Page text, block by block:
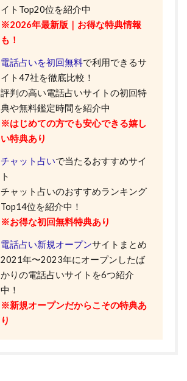
イトTop20位を紹介中
※2026年最新版｜お得な特典情報
も！
電話占いを初回無料で利用できるサ
イト47社を徹底比較！
評判の高い電話占いサイトの初回特
典や無料鑑定時間を紹介中
※はじめての方でも安心できる嬉し
い特典あり
チャット占いで当たるおすすめサイ
ト
チャット占いのおすすめランキング
Top14位を紹介中！
※お得な初回無料特典あり
電話占い新規オープンサイトまとめ
2021年〜2023年にオープンしたば
かりの電話占いサイトを6つ紹介
中！
※新規オープンだからこその特典あ
り